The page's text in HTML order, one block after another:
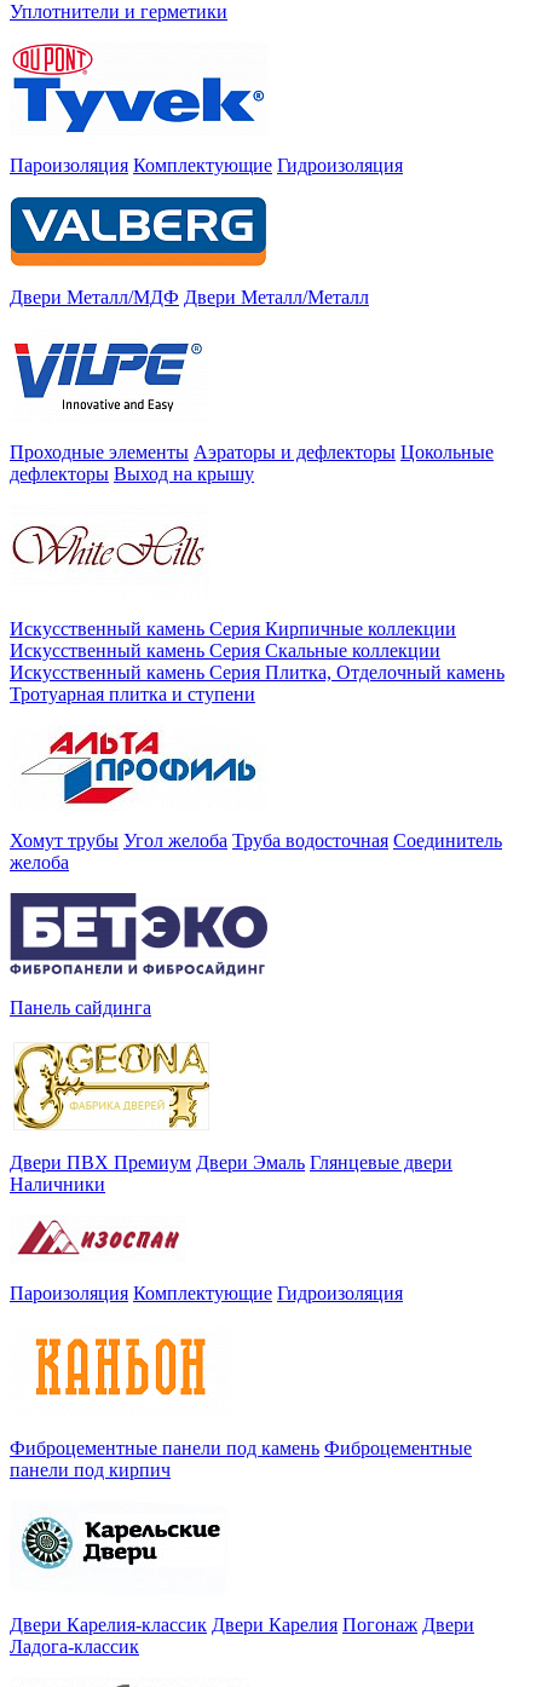
Уплотнители и герметики
Пароизоляция Комплектующие Гидроизоляция
Двери Металл/МДФ Двери Металл/Металл
Проходные элементы Аэраторы и дефлекторы Цокольные
дефлекторы Выход на крышу
Искусственный камень Серия Кирпичные коллекции
Искусственный камень Серия Скальные коллекции
Искусственный камень Серия Плитка, Отделочный камень
Тротуарная плитка и ступени
Хомут трубы Угол желоба Труба водосточная Соединитель
желоба
Панель сайдинга
Двери ПВХ Премиум Двери Эмаль Глянцевые двери
Наличники
Пароизоляция Комплектующие Гидроизоляция
Фиброцементные панели под камень Фиброцементные
панели под кирпич
Двери Карелия-классик Двери Карелия Погонаж Двери
Ладога-классик